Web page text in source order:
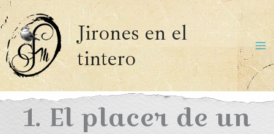
Ir
al
contenido
Jirones en el
tintero
1. El placer de un